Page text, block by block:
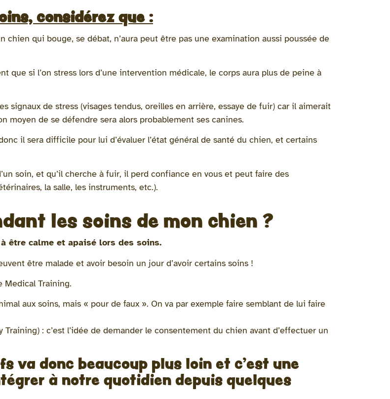
considérez que :
chien qui bouge, se débat, n’aura peut être pas une examination aussi poussée de
que si l’on stress lors d’une intervention médicale, le corps aura plus de peine à
signaux de stress (visages tendus, oreilles en arrière, essaye de fuir) car il aimerait
moyen de se défendre sera alors probablement ses canines.
il sera difficile pour lui d’évaluer l’état général de santé du chien, et certains
soin, et qu’il cherche à fuir, il perd confiance en vous et peut faire des
la salle, les instruments, etc.).
les soins de mon chien ?
être calme et apaisé lors des soins.
être malade et avoir besoin un jour d’avoir certains soins !
Medical Training.
aux soins, mais « pour de faux ». On va par exemple faire semblant de lui faire
Training) : c’est l’idée de demander le consentement du chien avant d’effectuer un
va donc beaucoup plus loin et c’est une
à notre quotidien depuis quelques